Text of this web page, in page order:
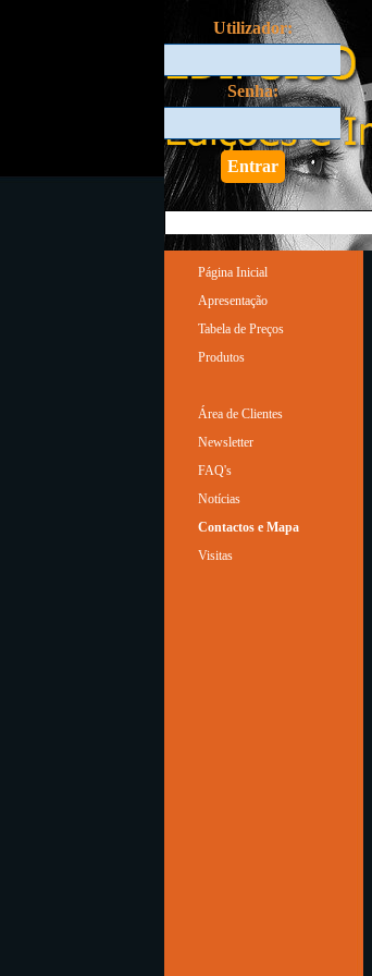
Utilizador:
Senha:
Saltar menu
Página Inicial
Apresentação
Tabela de Preços
Produtos
Área de Clientes
Newsletter
FAQ's
Notícias
Contactos e Mapa
Visitas